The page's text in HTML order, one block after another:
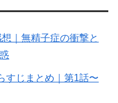
｜無精子症の衝撃と
すじまとめ｜第1話〜